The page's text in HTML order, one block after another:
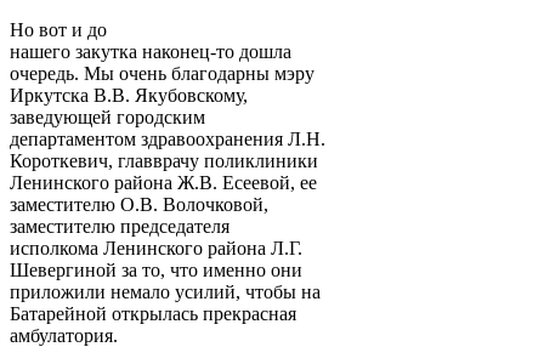
Но вот и до
нашего закутка наконец-то дошла
очередь. Мы очень благодарны мэру
Иркутска В.В. Якубовскому,
заведующей городским
департаментом здравоохранения Л.Н.
Короткевич, главврачу поликлиники
Ленинского района Ж.В. Есеевой, ее
заместителю О.В. Волочковой,
заместителю председателя
исполкома Ленинского района Л.Г.
Шевергиной за то, что именно они
приложили немало усилий, чтобы на
Батарейной открылась прекрасная
амбулатория.